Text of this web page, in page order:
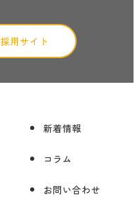
採用サイト
新着情報
コラム
お問い合わせ